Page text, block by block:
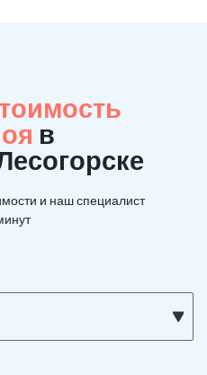
в
и нашспециалист